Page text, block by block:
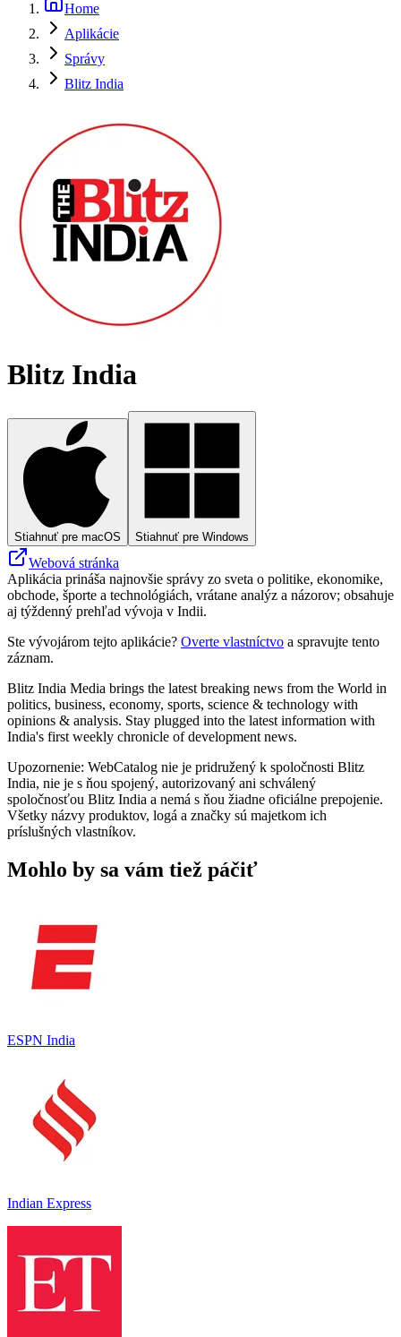
Home
Aplikácie
Správy
Blitz India
Blitz India
Stiahnuť pre macOS Stiahnuť pre Windows
Webová stránka
Aplikácia prináša najnovšie správy zo sveta o politike, ekonomike,
obchode, športe a technológiách, vrátane analýz a názorov; obsahuje
aj týždenný prehľad vývoja v Indii.
Ste vývojárom tejto aplikácie? Overte vlastníctvo a spravujte tento
záznam.
Blitz India Media brings the latest breaking news from the World in
politics, business, economy, sports, science & technology with
opinions & analysis. Stay plugged into the latest information with
India's first weekly chronicle of development news.
Upozornenie: WebCatalog nie je pridružený k spoločnosti Blitz
India, nie je s ňou spojený, autorizovaný ani schválený
spoločnosťou Blitz India a nemá s ňou žiadne oficiálne prepojenie.
Všetky názvy produktov, logá a značky sú majetkom ich
príslušných vlastníkov.
Mohlo by sa vám tiež páčiť
ESPN India
Indian Express